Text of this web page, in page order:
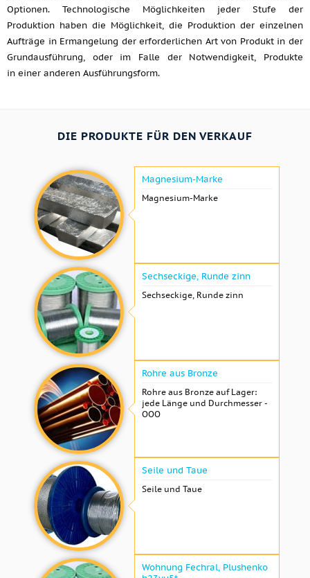
Optionen. Technologische Möglichkeiten jeder Stufe der
Produktion haben die Möglichkeit, die Produktion der einzelnen
Aufträge in Ermangelung der erforderlichen Art von Produkt in der
Grundausführung, oder im Falle der Notwendigkeit, Produkte
in einer anderen Ausführungsform.
DIE PRODUKTE FÜR DEN VERKAUF
Magnesium-Marke
Magnesium-Marke
Sechseckige, Runde zinn
Sechseckige, Runde zinn
Rohre aus Bronze
Rohre aus Bronze auf Lager:
jede Länge und Durchmesser -
OOO
Seile und Taue
Seile und Taue
Wohnung Fechral, ​​Plushenko